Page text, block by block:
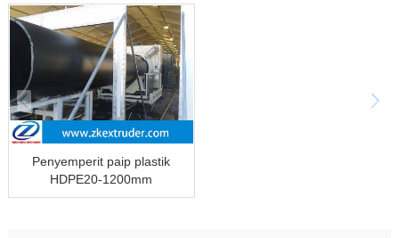
Penyemperit paip plastik
HDPE20-1200mm